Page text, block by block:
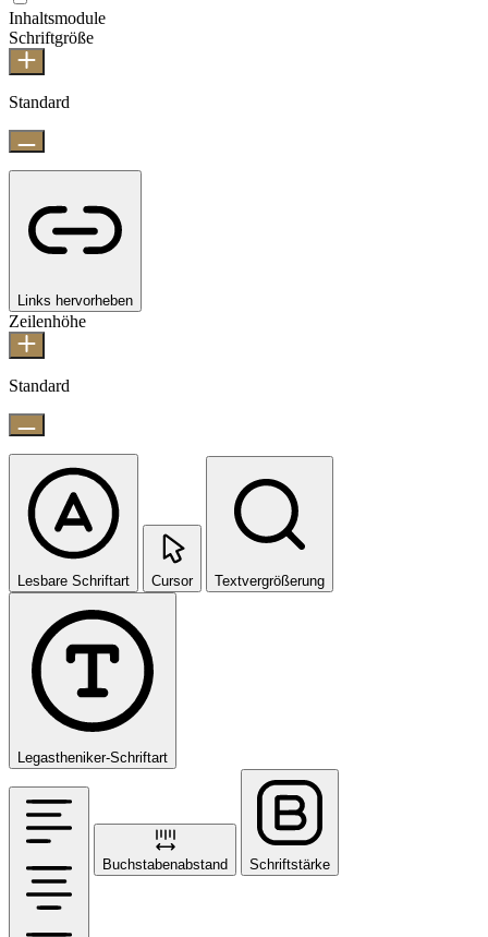
Inhaltsmodule
Schriftgröße
Standard
Links hervorheben
Zeilenhöhe
Standard
Lesbare Schriftart Cursor Textvergrößerung
Legastheniker-Schriftart
Buchstabenabstand Schriftstärke